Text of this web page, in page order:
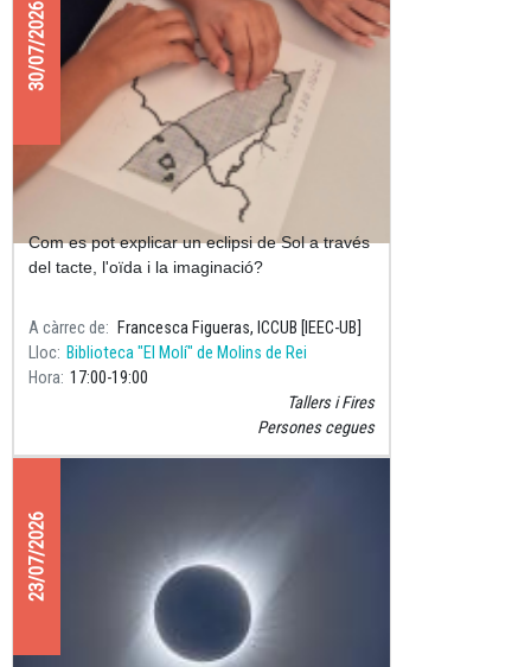
30/07/2026
Descobrim l'eclipsi de Sol amb tots
Com es pot explicar un eclipsi de Sol a través
del tacte, l'oïda i la imaginació?
A càrrec de
Francesca Figueras, ICCUB [IEEC-UB]
Lloc Biblioteca "El Molí" de Molins de Rei
Hora 17:00 19:00
Tallers i Fires
Persones cegues
23/07/2026